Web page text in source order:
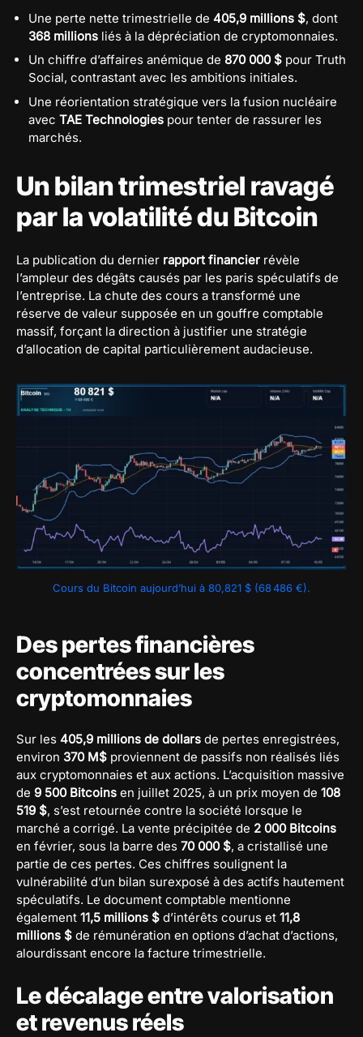
Une perte nette trimestrielle de 405,9 millions $, dont
368 millions liés à la dépréciation de cryptomonnaies.
Un chiffre d’affaires anémique de 870 000 $ pour Truth
Social, contrastant avec les ambitions initiales.
Une réorientation stratégique vers la fusion nucléaire
avec TAE Technologies pour tenter de rassurer les
marchés.
Un bilan trimestriel ravagé
par la volatilité du Bitcoin
La publication du dernier rapport financier révèle
l’ampleur des dégâts causés par les paris spéculatifs de
l’entreprise. La chute des cours a transformé une
réserve de valeur supposée en un gouffre comptable
massif, forçant la direction à justifier une stratégie
d’allocation de capital particulièrement audacieuse.
Cours du Bitcoin aujourd’hui à 80,821 $ (68 486 €).
Des pertes financières
concentrées sur les
cryptomonnaies
Sur les 405,9 millions de dollars de pertes enregistrées,
environ 370 M$ proviennent de passifs non réalisés liés
aux cryptomonnaies et aux actions. L’acquisition massive
de 9 500 Bitcoins en juillet 2025, à un prix moyen de 108
519 $, s’est retournée contre la société lorsque le
marché a corrigé. La vente précipitée de 2 000 Bitcoins
en février, sous la barre des 70 000 $, a cristallisé une
partie de ces pertes. Ces chiffres soulignent la
vulnérabilité d’un bilan surexposé à des actifs hautement
spéculatifs. Le document comptable mentionne
également 11,5 millions $ d’intérêts courus et 11,8
millions $ de rémunération en options d’achat d’actions,
alourdissant encore la facture trimestrielle.
Le décalage entre valorisation
et revenus réels